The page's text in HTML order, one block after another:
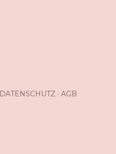
DATENSCHUTZ AGB